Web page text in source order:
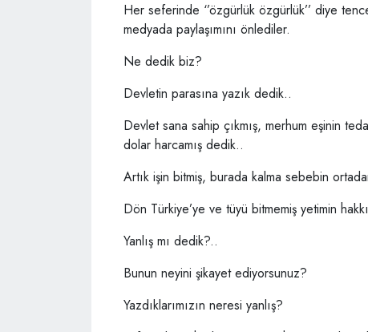
Her seferinde ‘’özgürlük özgürlük’’ diye
medyada paylaşımını önlediler.
Ne dedik biz?
Devletin parasına yazık dedik..
Devlet sana sahip çıkmış, merhum eşinin
dolar harcamış dedik..
Artık işin bitmiş, burada kalma sebebin
Dön Türkiye’ye ve tüyü bitmemiş yetimin
Yanlış mı dedik?..
Bunun neyini şikayet ediyorsunuz?
Yazdıklarımızın neresi yanlış?